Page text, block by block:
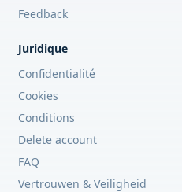
Feedback
Juridique
Confidentialité
Cookies
Conditions
Delete account
FAQ
Vertrouwen & Veiligheid